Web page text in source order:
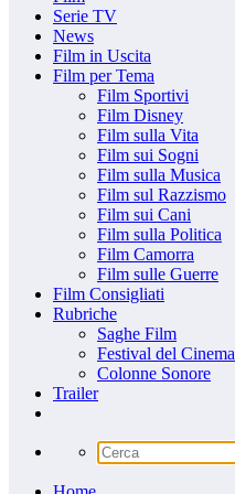
Serie TV
News
Film in Uscita
Film per Tema
Film Sportivi
Film Disney
Film sulla Vita
Film sui Sogni
Film sulla Musica
Film sul Razzismo
Film sui Cani
Film sulla Politica
Film Camorra
Film sulle Guerre
Film Consigliati
Rubriche
Saghe Film
Festival del Cinema
Colonne Sonore
Trailer